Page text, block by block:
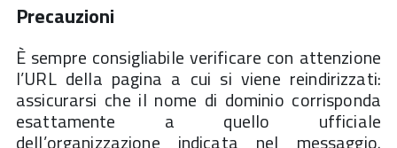
Precauzioni
È sempre consigliabile verificare con attenzione
l’URL della pagina a cui si viene reindirizzati:
assicurarsi che il nome di dominio corrisponda
esattamente a quello ufficiale